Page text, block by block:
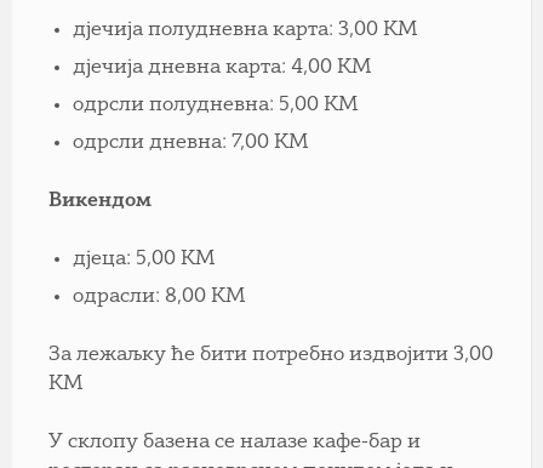
дјечија полудневна карта: 3,00 КМ
дјечија дневна карта: 4,00 КМ
одрсли полудневна: 5,00 КМ
одрсли дневна: 7,00 КМ
Викендом
дјеца: 5,00 КМ
одрасли: 8,00 КМ
За лежаљку ће бити потребно издвојити 3,00
КМ
У склопу базена се налазе кафе-бар и